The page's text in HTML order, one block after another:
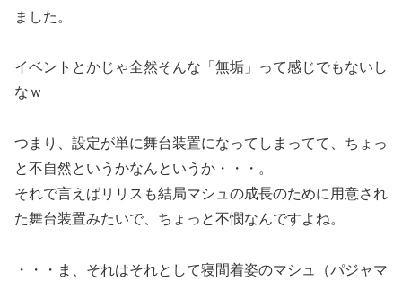
ました。
イベントとかじゃ全然そんな「無垢」って感じでもないし
なｗ
つまり、設定が単に舞台装置になってしまってて、ちょっ
と不自然というかなんというか・・・。
それで言えばリリスも結局マシュの成長のために用意され
た舞台装置みたいで、ちょっと不憫なんですよね。
・・・ま、それはそれとして寝間着姿のマシュ（パジャマ